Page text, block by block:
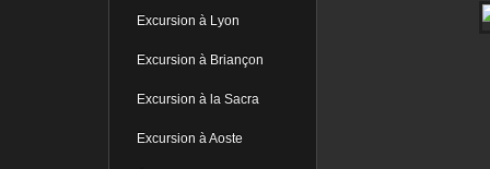
Excursion à Lyon
Excursion à Briançon
Excursion à la Sacra
Excursion à Aoste